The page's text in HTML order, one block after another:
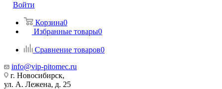
Войти
Корзина0
Избранные товары0
Сравнение товаров0
info@vip-pitomec.ru
г. Новосибирск,
ул. А. Лежена, д. 25